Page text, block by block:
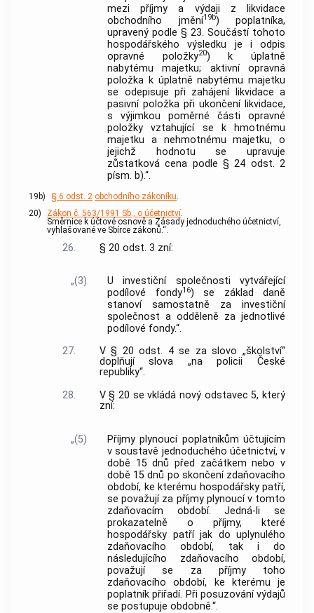
mezi příjmy a výdaji z likvidace
obchodního jmění19b) poplatníka,
upravený podle § 23. Součástí tohoto
hospodářského výsledku je i odpis
opravné položky20) k úplatně
nabytému majetku; aktivní opravná
položka k úplatně nabytému majetku
se odepisuje při zahájení likvidace a
pasivní položka při ukončení likvidace,
s výjimkou poměrné části opravné
položky vztahující se k hmotnému
majetku a nehmotnému majetku, o
jejichž hodnotu se upravuje
zůstatková cena podle § 24 odst. 2
písm. b).“.
19b) § 6 odst. 2 obchodního zákoníku.
20)
Zákon č. 563/1991 Sb., o účetnictví.
Směrnice k účtové osnově a Zásady jednoduchého účetnictví,
vyhlašované ve Sbírce zákonů.“.
26. § 20 odst. 3 zní:
„(3)
U investiční společnosti vytvářející
podílové fondy16) se základ daně
stanoví samostatně za investiční
společnost a odděleně za jednotlivé
podílové fondy.“.
27.
V § 20 odst. 4 se za slovo „školství“
doplňují slova „na policii České
republiky“.
28.
V § 20 se vkládá nový odstavec 5, který
zní:
„(5)
Příjmy plynoucí poplatníkům účtujícím
v soustavě jednoduchého účetnictví, v
době 15 dnů před začátkem nebo v
době 15 dnů po skončení zdaňovacího
období, ke kterému hospodářsky patří,
se považují za příjmy plynoucí v tomto
zdaňovacím období. Jedná-li se
prokazatelně o příjmy, které
hospodářsky patří jak do uplynulého
zdaňovacího období, tak i do
následujícího zdaňovacího období,
považují se za příjmy toho
zdaňovacího období, ke kterému je
poplatník přiřadí. Při posuzování výdajů
se postupuje obdobně.“.